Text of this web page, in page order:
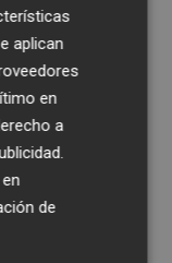
aplican
en
a
.
de